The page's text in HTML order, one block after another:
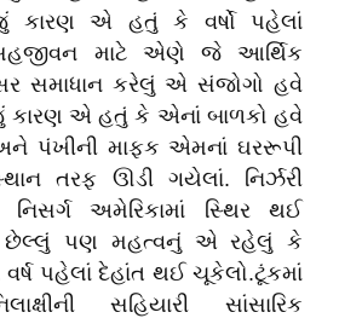
કારણ એ હતું કે વર્ષો પહેલાં
સહજીવન માટે એણે જે આર્થિક
સમાધાન કરેલું એ સંજોગો હવે
કારણ એ હતું કે એનાં બાળકો હવે
પંખીની માફક એમનાં ઘરરૂપી
તરફ ઊડી ગયેલાં. નિર્ઝરી
અમેરિકામાં સ્થિર થઈ
છેલ્લું પણ મહત્વનું એ રહેલું કે
વર્ષ પહેલાં દેહાંત થઈ ચૂકેલો.ટૂંકમાં
સહિયારી સાંસારિક